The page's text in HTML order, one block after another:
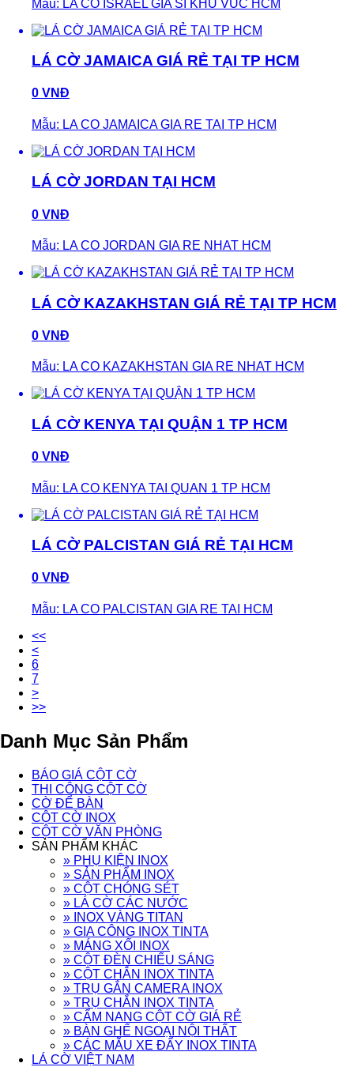
Mẫu: LA CO ISRAEL GIA SI KHU VUC HCM
LÁ CỜ JAMAICA GIÁ RẺ TẠI TP HCM
0 VNĐ
Mẫu: LA CO JAMAICA GIA RE TAI TP HCM
LÁ CỜ JORDAN TẠI HCM
0 VNĐ
Mẫu: LA CO JORDAN GIA RE NHAT HCM
LÁ CỜ KAZAKHSTAN GIÁ RẺ TẠI TP HCM
0 VNĐ
Mẫu: LA CO KAZAKHSTAN GIA RE NHAT HCM
LÁ CỜ KENYA TẠI QUẬN 1 TP HCM
0 VNĐ
Mẫu: LA CO KENYA TAI QUAN 1 TP HCM
LÁ CỜ PALCISTAN GIÁ RẺ TẠI HCM
0 VNĐ
Mẫu: LA CO PALCISTAN GIA RE TAI HCM
<<
<
6
7
>
>>
Danh Mục Sản Phẩm
BÁO GIÁ CỘT CỜ
THI CÔNG CỘT CỜ
CỜ ĐỂ BÀN
CỘT CỜ INOX
CỘT CỜ VĂN PHÒNG
SẢN PHẨM KHÁC
» PHỤ KIỆN INOX
» SẢN PHẨM INOX
» CỘT CHÓNG SÉT
» LÁ CỜ CÁC NƯỚC
» INOX VÀNG TITAN
» GIA CÔNG INOX TINTA
» MÁNG XỐI INOX
» CỘT ĐÈN CHIẾU SÁNG
» CỘT CHẮN INOX TINTA
» TRỤ GẮN CAMERA INOX
» TRỤ CHẮN INOX TINTA
» CẨM NANG CỘT CỜ GIÁ RẺ
» BÀN GHẾ NGOẠI NỘI THẤT
» CÁC MẪU XE ĐẨY INOX TINTA
LÁ CỜ VIỆT NAM